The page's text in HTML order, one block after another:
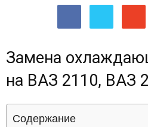
Замена
на ВАЗ 2110, ВАЗ
Содержание